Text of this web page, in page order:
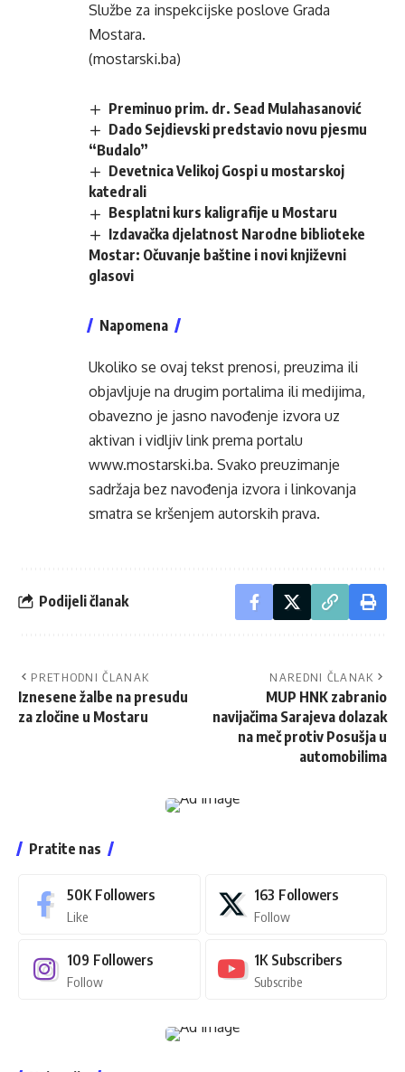
Službe za inspekcijske poslove Grada
Mostara.
(mostarski.ba)
Preminuo prim. dr. Sead Mulahasanović
Dado Sejdievski predstavio novu pjesmu
“Budalo”
Devetnica Velikoj Gospi u mostarskoj
katedrali
Besplatni kurs kaligrafije u Mostaru
Izdavačka djelatnost Narodne biblioteke
Mostar: Očuvanje baštine i novi književni
glasovi
Napomena
Ukoliko se ovaj tekst prenosi, preuzima ili
objavljuje na drugim portalima ili medijima,
obavezno je jasno navođenje izvora uz
aktivan i vidljiv link prema portalu
www.mostarski.ba. Svako preuzimanje
sadržaja bez navođenja izvora i linkovanja
smatra se kršenjem autorskih prava.
Podijeli članak
PRETHODNI ČLANAK
Iznesene žalbe na presudu
za zločine u Mostaru
NAREDNI ČLANAK
MUP HNK zabranio
navijačima Sarajeva dolazak
na meč protiv Posušja u
automobilima
Pratite nas
50K Followers
Like
163 Followers
Follow
109 Followers
Follow
1K Subscribers
Subscribe